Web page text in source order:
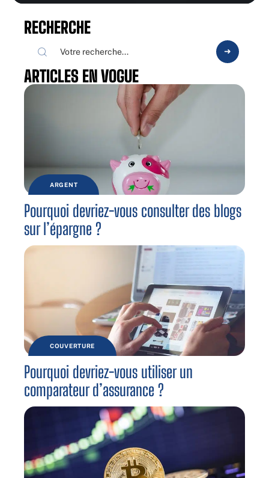
RECHERCHE
ARTICLES EN VOGUE
ARGENT
Pourquoi devriez-vous consulter des blogs
sur l’épargne ?
COUVERTURE
Pourquoi devriez-vous utiliser un
comparateur d’assurance ?